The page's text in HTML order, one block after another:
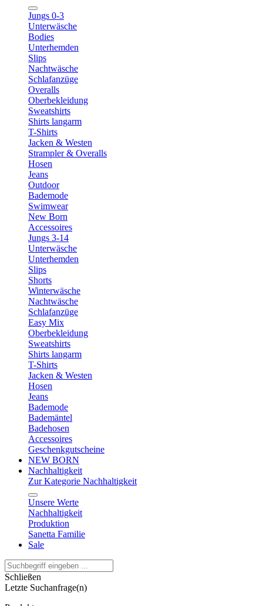
Jungs 0-3
Unterwäsche
Bodies
Unterhemden
Slips
Nachtwäsche
Schlafanzüge
Overalls
Oberbekleidung
Sweatshirts
Shirts langarm
T-Shirts
Jacken & Westen
Strampler & Overalls
Hosen
Jeans
Outdoor
Bademode
Swimwear
New Born
Accessoires
Jungs 3-14
Unterwäsche
Unterhemden
Slips
Shorts
Winterwäsche
Nachtwäsche
Schlafanzüge
Easy Mix
Oberbekleidung
Sweatshirts
Shirts langarm
T-Shirts
Jacken & Westen
Hosen
Jeans
Bademode
Bademäntel
Badehosen
Accessoires
Geschenkgutscheine
NEW BORN
Nachhaltigkeit
Zur Kategorie Nachhaltigkeit
Unsere Werte
Nachhaltigkeit
Produktion
Sanetta Familie
Sale
Schließen
Letzte Suchanfrage(n)